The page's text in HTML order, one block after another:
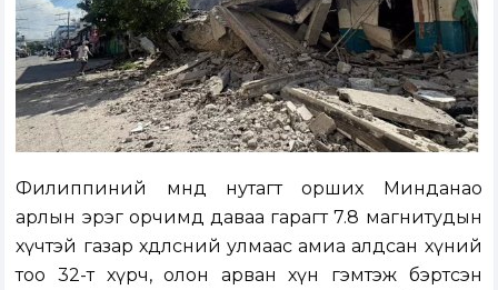
Филиппиний өмнөд нутагт орших Минданао
арлын эрэг орчимд даваа гарагт 7.8 магнитудын
хүчтэй газар хөдөлсний улмаас амиа алдсан хүний
тоо 32-т хүрч, олон арван хүн гэмтэж бэртсэн